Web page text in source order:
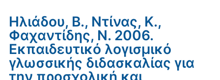
Ηλιάδου, Β., Ντίνας, Κ.,
Φαχαντίδης, Ν. 2006.
Εκπαιδευτικό λογισμικό
γλωσσικής διδασκαλίας για
την προσχολική και